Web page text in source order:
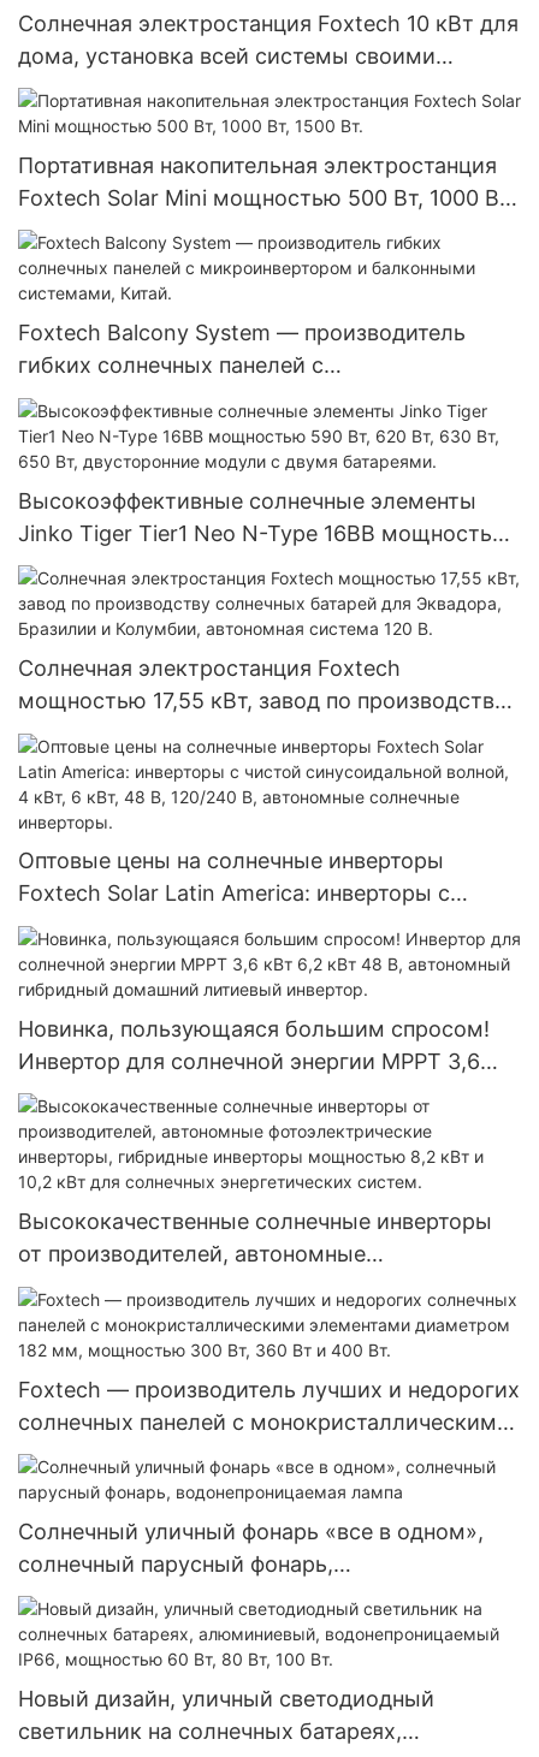
Солнечная электростанция Foxtech 10 кВт для
дома, установка всей системы своими
руками, автономный инвертор, литиевая
батарея 51,2 В.
Портативная накопительная электростанция
Foxtech Solar Mini мощностью 500 Вт, 1000 Вт,
1500 Вт.
Foxtech Balcony System — производитель
гибких солнечных панелей с
микроинвертором и балконными системами,
Китай.
Высокоэффективные солнечные элементы
Jinko Tiger Tier1 Neo N-Type 16BB мощностью
590 Вт, 620 Вт, 630 Вт, 650 Вт, двусторонние
модули с двумя батареями.
Солнечная электростанция Foxtech
мощностью 17,55 кВт, завод по производству
солнечных батарей для Эквадора, Бразилии и
Колумбии, автономная система 120 В.
Оптовые цены на солнечные инверторы
Foxtech Solar Latin America: инверторы с
чистой синусоидальной волной, 4 кВт, 6 кВт,
48 В, 120/240 В, автономные солнечные
инверторы.
Новинка, пользующаяся большим спросом!
Инвертор для солнечной энергии MPPT 3,6
кВт 6,2 кВт 48 В, автономный гибридный
домашний литиевый инвертор.
Высококачественные солнечные инверторы
от производителей, автономные
фотоэлектрические инверторы, гибридные
инверторы мощностью 8,2 кВт и 10,2 кВт для
солнечных энергетических систем.
Foxtech — производитель лучших и недорогих
солнечных панелей с монокристаллическими
элементами диаметром 182 мм, мощностью
300 Вт, 360 Вт и 400 Вт.
Солнечный уличный фонарь «все в одном»,
солнечный парусный фонарь,
водонепроницаемая лампа
Новый дизайн, уличный светодиодный
светильник на солнечных батареях,